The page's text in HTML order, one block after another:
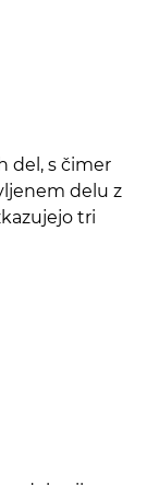
del, s čimer
delu z
tri